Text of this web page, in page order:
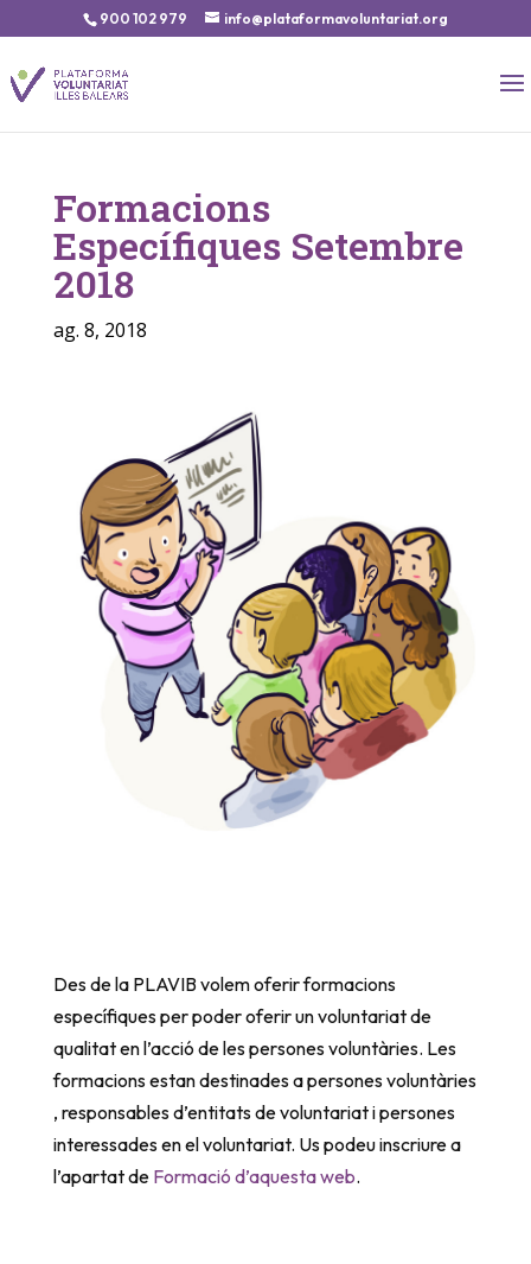
900 102 979 info@plataformavoluntariat.org
Formacions
Específiques Setembre
2018
ag. 8, 2018
Des de la PLAVIB volem oferir formacions
específiques per poder oferir un voluntariat de
qualitat en l’acció de les persones voluntàries. Les
formacions estan destinades a persones voluntàries
, responsables d’entitats de voluntariat i persones
interessades en el voluntariat. Us podeu inscriure a
l’apartat de Formació d’aquesta web.